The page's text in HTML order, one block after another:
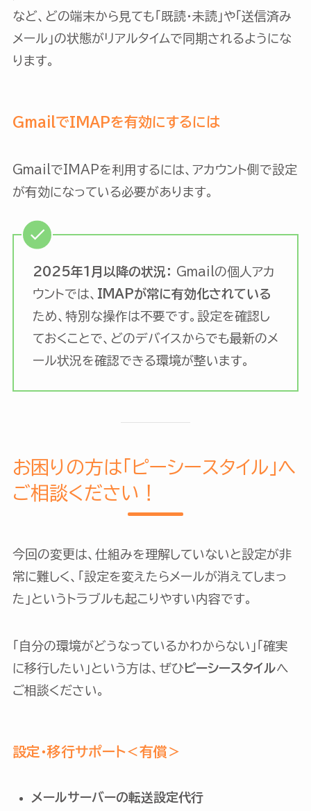
など、どの端末から見ても「既読・未読」や「送信済み
メール」の状態がリアルタイムで同期されるようにな
ります。
GmailでIMAPを有効にするには
GmailでIMAPを利用するには、アカウント側で設定
が有効になっている必要があります。
2025年1月以降の状況： Gmailの個人アカ
ウントでは、 IMAPが常に有効化されている
ため、特別な操作は不要です。設定を確認し
ておくことで、どのデバイスからでも最新のメ
ール状況を確認できる環境が整います。
お困りの方は「ピーシースタイル」へ
ご相談ください！
今回の変更は、仕組みを理解していないと設定が非
常に難しく、「設定を変えたらメールが消えてしまっ
た」というトラブルも起こりやすい内容です。
「自分の環境がどうなっているかわからない」「確実
に移行したい」という方は、ぜひ ピーシースタイルへ
ご相談ください。
設定・移行サポート＜有償＞
メールサーバーの転送設定代行